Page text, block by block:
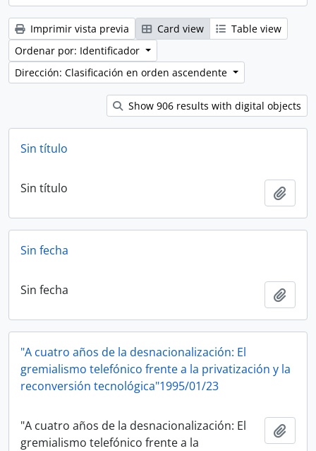
Imprimir vista previa Card view
Table view
Ordenar por: Identificador
Dirección: Clasificación en orden ascendente
Show 906 results with digital objects
Sin título
Sin título
Sin fecha
Sin fecha
"A cuatro años de la desnacionalización: El
gremialismo telefónico frente a la privatización y la
reconversión tecnológica"1995/01/23
"A cuatro años de la desnacionalización: El
gremialismo telefónico frente a la